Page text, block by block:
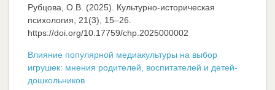
Рубцова, О.В. (2025). Культурно-историческая
психология, 21(3), 15–26.
https://doi.org/10.17759/chp.2025000002
Влияние популярной медиакультуры на выбор
игрушек: мнения родителей, воспитателей и детей-
дошкольников